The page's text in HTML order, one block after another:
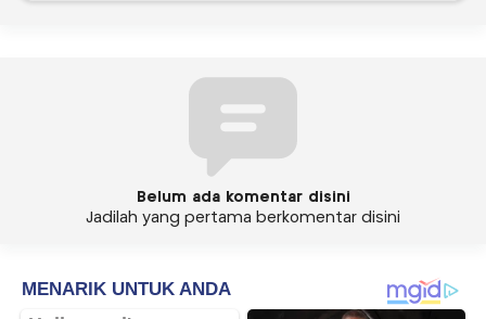
Belum ada komentar disini
Jadilah yang pertama berkomentar disini